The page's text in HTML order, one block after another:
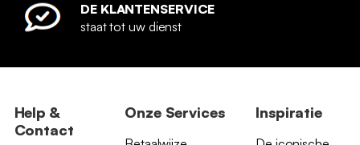
DE KLANTENSERVICE
staat tot uw dienst
Help &
Contact
Onze Services Inspiratie